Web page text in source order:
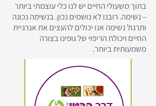
בתוך משעולי החיים יש לנו כלי עוצמתי ביותר
– נשימה. רובנו לא נושמים נכון. בנשימה נכונה
ותרגול נשימה אנו יכולים להעצים את אנרגיית
החיים ויכולת הריפוי של גופינו בצורה
משמעותית ביותר.